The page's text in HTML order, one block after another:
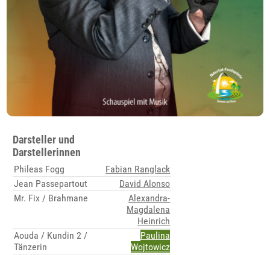
Darsteller und
Darstellerinnen
Phileas Fogg
Fabian Ranglack
Jean Passepartout
David Alonso
Mr. Fix / Brahmane
Alexandra-
Magdalena
Heinrich
Aouda / Kundin 2 /
Tänzerin
Paulina
Wojtowicz